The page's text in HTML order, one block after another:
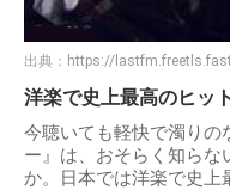
出典： https://
洋楽で史上最高のヒッ
今聴いても軽快で濁りの
ー』は、おそらく知らな
か。日本では洋楽で史上